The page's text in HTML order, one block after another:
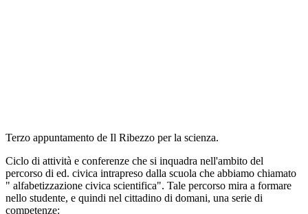
Terzo appuntamento de Il Ribezzo per la scienza.
Ciclo di attività e conferenze che si inquadra nell'ambito del
percorso di ed. civica intrapreso dalla scuola che abbiamo chiamato
" alfabetizzazione civica scientifica". Tale percorso mira a formare
nello studente, e quindi nel cittadino di domani, una serie di
competenze: